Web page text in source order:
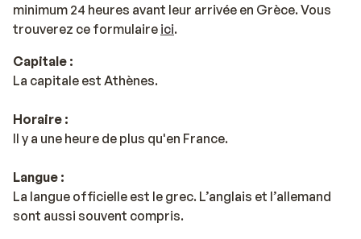
minimum 24 heures avant leur arrivée en Grèce. Vous
trouverez ce formulaire ici.
Capitale :
La capitale est Athènes.
Horaire :
Il y a une heure de plus qu'en France.
Langue :
La langue officielle est le grec. L’anglais et l’allemand
sont aussi souvent compris.